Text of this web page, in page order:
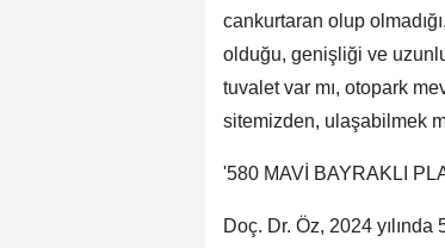
cankurtaran olup
olduğu, genişliği ve
tuvalet var mı, otopark
sitemizden, ulaşabilmek
'580 MAVİ BAYRAKLI
Doç. Dr. Öz, 2024